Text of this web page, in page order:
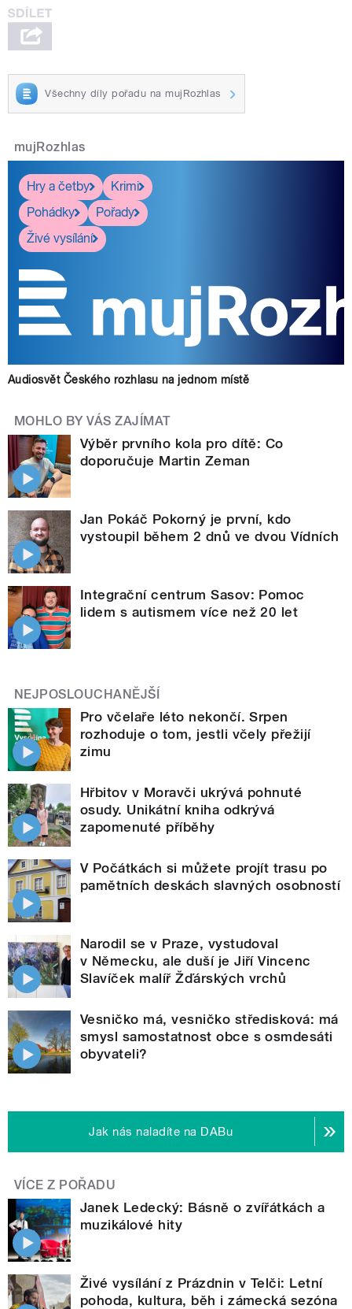
Všechny díly pořadu na mujRozhlas
mujRozhlas
Hry a četby
Krimi
Pohádky
Pořady
Živé vysílání
Audiosvět Českého rozhlasu na jednom místě
MOHLO BY VÁS ZAJÍMAT
Výběr prvního kola pro dítě: Co
doporučuje Martin Zeman
Jan Pokáč Pokorný je první, kdo
vystoupil během 2 dnů ve dvou Vídních
Integrační centrum Sasov: Pomoc
lidem s autismem více než 20 let
NEJPOSLOUCHANĚJŠÍ
Pro včelaře léto nekončí. Srpen
rozhoduje o tom, jestli včely přežijí
zimu
Hřbitov v Moravči ukrývá pohnuté
osudy. Unikátní kniha odkrývá
zapomenuté příběhy
V Počátkách si můžete projít trasu po
pamětních deskách slavných osobností
Narodil se v Praze, vystudoval
v Německu, ale duší je Jiří Vincenc
Slavíček malíř Žďárských vrchů
Vesničko má, vesničko středisková: má
smysl samostatnost obce s osmdesáti
obyvateli?
Jak nás naladíte na DABu
VÍCE Z POŘADU
Janek Ledecký: Básně o zvířátkách a
muzikálové hity
Živé vysílání z Prázdnin v Telči: Letní
pohoda, kultura, běh i zámecká sezóna